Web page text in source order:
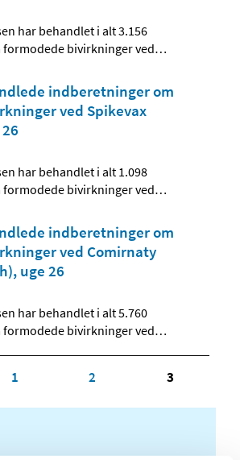
har behandlet i alt 3.156
bivirkninger ved…
indberetninger om
ved Spikevax
har behandlet i alt 1.098
bivirkninger ved…
indberetninger om
ved Comirnaty
uge 26
har behandlet i alt 5.760
bivirkninger ved…
1 2 3